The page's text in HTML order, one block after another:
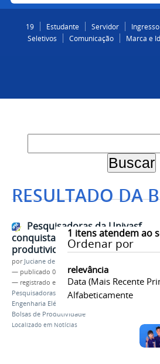
19
Estudante Servidor Ingresso
Seletivos
Comunicação Marca e
RESULTADO DA
1 itens atendem ao
Ordenar por
relevância
Data (mais Recente
Alfabeticamente
Pesquisadoras da Univasf
conquistam bolsas de
produtividade da Facepe
por Juciane de Jesus Aleixo
— publicado 07/07/2026
— registrado em:
Grupo de Pesquisa,
Pesquisadoras
Pesquisa,Farmácia,Zootecnia
Engenharia Elétrica
Bolsas de Produtividade
Localizado em Notícias